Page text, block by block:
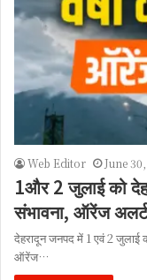
Web Editor June
1और 2 जुलाई को
संभावना, ऑरेंज
देहरादून जनपद में 1 एवं 2 जुलाई
ऑरेंज…